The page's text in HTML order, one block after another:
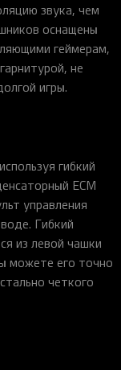
звука, чем
оснащены
геймерам,
не
игры.
гибкий
ECM
управления
Гибкий
из левой чашки
можете его точно
четкого